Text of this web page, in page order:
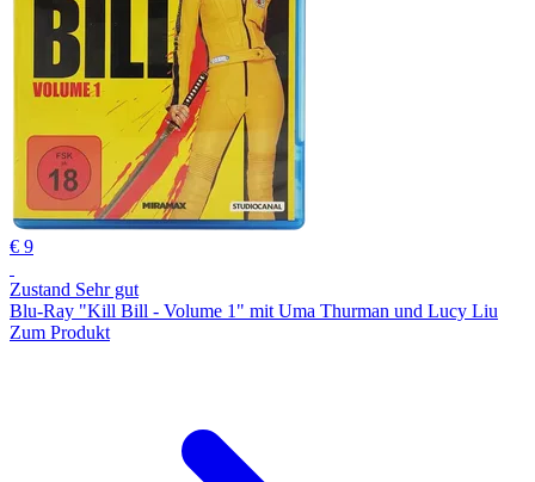
€ 9
Zustand Sehr gut
Blu-Ray "Kill Bill - Volume 1" mit Uma Thurman und Lucy Liu
Zum Produkt